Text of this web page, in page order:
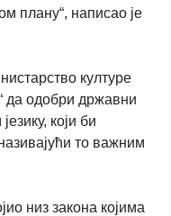
плану“, написао је
културе
да одобри државни
који би
то важним
низ закона којима